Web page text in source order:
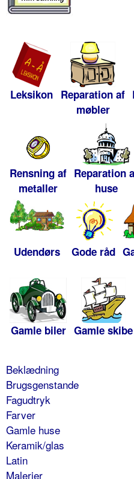
Leksikon Reparation af
møbler
Rensning af
metaller
Reparation
huse
Udendørs Gode råd
Gamle biler Gamle skibe
Beklædning
Brugsgenstande
Fagudtryk
Farver
Gamle huse
Keramik/glas
Latin
Malerier